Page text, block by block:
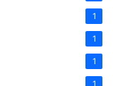
1
1
1
1